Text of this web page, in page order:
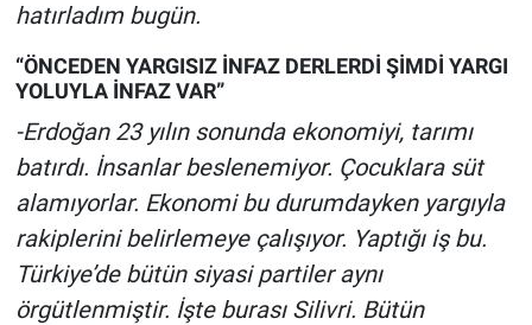
hatırladım bugün.
“ÖNCEDEN YARGISIZ İNFAZ DERLERDİ ŞİMDİ YARGI
YOLUYLA İNFAZ VAR”
-Erdoğan 23 yılın sonunda ekonomiyi, tarımı
batırdı. İnsanlar beslenemiyor. Çocuklara süt
alamıyorlar. Ekonomi bu durumdayken yargıyla
rakiplerini belirlemeye çalışıyor. Yaptığı iş bu.
Türkiye’de bütün siyasi partiler aynı
örgütlenmiştir. İşte burası Silivri. Bütün